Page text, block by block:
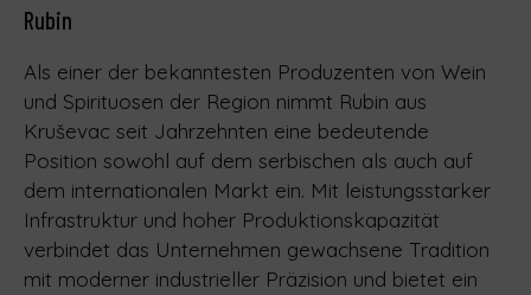
Rubin
Als einer der bekanntesten Produzenten von Wein
und Spirituosen der Region nimmt Rubin aus
Kruševac seit Jahrzehnten eine bedeutende
Position sowohl auf dem serbischen als auch auf
dem internationalen Markt ein. Mit leistungsstarker
Infrastruktur und hoher Produktionskapazität
verbindet das Unternehmen gewachsene Tradition
mit moderner industrieller Präzision und bietet ein